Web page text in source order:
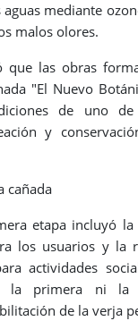
mediante
malos olores.
que las obras
"El Nuevo
de uno
y
cañada
etapa incluyó la
los usuarios y la
actividades
la primera ni la
de la verja